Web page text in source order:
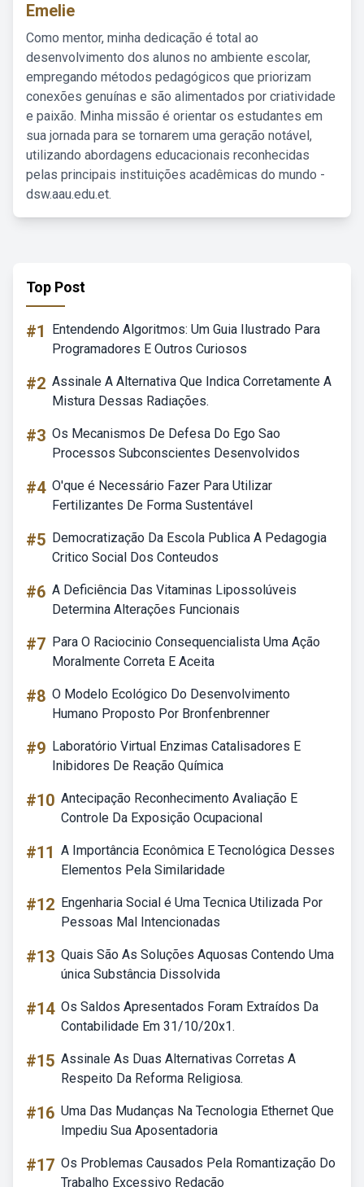
Emelie
Como mentor, minha dedicação é total ao
desenvolvimento dos alunos no ambiente escolar,
empregando métodos pedagógicos que priorizam
conexões genuínas e são alimentados por criatividade
e paixão. Minha missão é orientar os estudantes em
sua jornada para se tornarem uma geração notável,
utilizando abordagens educacionais reconhecidas
pelas principais instituições acadêmicas do mundo -
dsw.aau.edu.et.
Top Post
#1
Entendendo Algoritmos: Um Guia Ilustrado Para
Programadores E Outros Curiosos
#2 Assinale A Alternativa Que Indica Corretamente A
Mistura Dessas Radiações.
#3 Os Mecanismos De Defesa Do Ego Sao
Processos Subconscientes Desenvolvidos
#4 O'que é Necessário Fazer Para Utilizar
Fertilizantes De Forma Sustentável
#5 Democratização Da Escola Publica A Pedagogia
Critico Social Dos Conteudos
#6 A Deficiência Das Vitaminas Lipossolúveis
Determina Alterações Funcionais
#7 Para O Raciocinio Consequencialista Uma Ação
Moralmente Correta E Aceita
#8 O Modelo Ecológico Do Desenvolvimento
Humano Proposto Por Bronfenbrenner
#9 Laboratório Virtual Enzimas Catalisadores E
Inibidores De Reação Química
#10 Antecipação Reconhecimento Avaliação E
Controle Da Exposição Ocupacional
#11 A Importância Econômica E Tecnológica Desses
Elementos Pela Similaridade
#12 Engenharia Social é Uma Tecnica Utilizada Por
Pessoas Mal Intencionadas
#13 Quais São As Soluções Aquosas Contendo Uma
única Substância Dissolvida
#14 Os Saldos Apresentados Foram Extraídos Da
Contabilidade Em 31/10/20x1.
#15 Assinale As Duas Alternativas Corretas A
Respeito Da Reforma Religiosa.
#16 Uma Das Mudanças Na Tecnologia Ethernet Que
Impediu Sua Aposentadoria
#17 Os Problemas Causados Pela Romantização Do
Trabalho Excessivo Redação